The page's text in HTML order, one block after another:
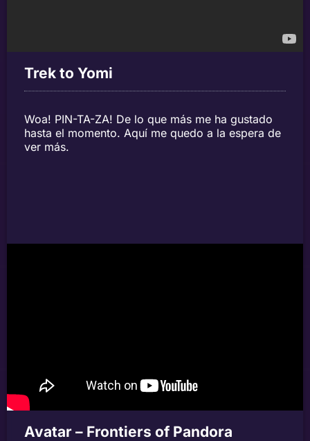
Trek to Yomi
Woa! PIN-TA-ZA! De lo que más me ha gustado
hasta el momento. Aquí me quedo a la espera de
ver más.
Avatar – Frontiers of Pandora